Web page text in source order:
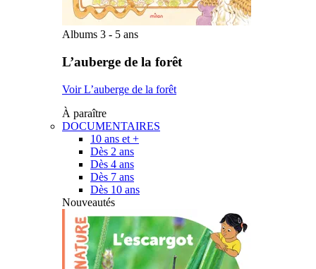
Albums 3 - 5 ans
L’auberge de la forêt
Voir L’auberge de la forêt
À paraître
DOCUMENTAIRES
10 ans et +
Dès 2 ans
Dès 4 ans
Dès 7 ans
Dès 10 ans
Nouveautés